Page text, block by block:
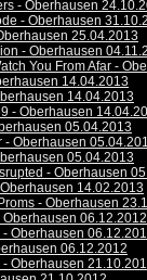
- Oberhausen
- Oberhausen
25.04.2013
- Oberhausen
You From Afar -
14.04.2013
14.04.2013
- Oberhausen
05.04.2013
- Oberhausen
05.04.2013
- Oberhausen
14.02.2013
- Oberhausen
Oberhausen 06.12.2012
Oberhausen
06.12.2012
- Oberhausen